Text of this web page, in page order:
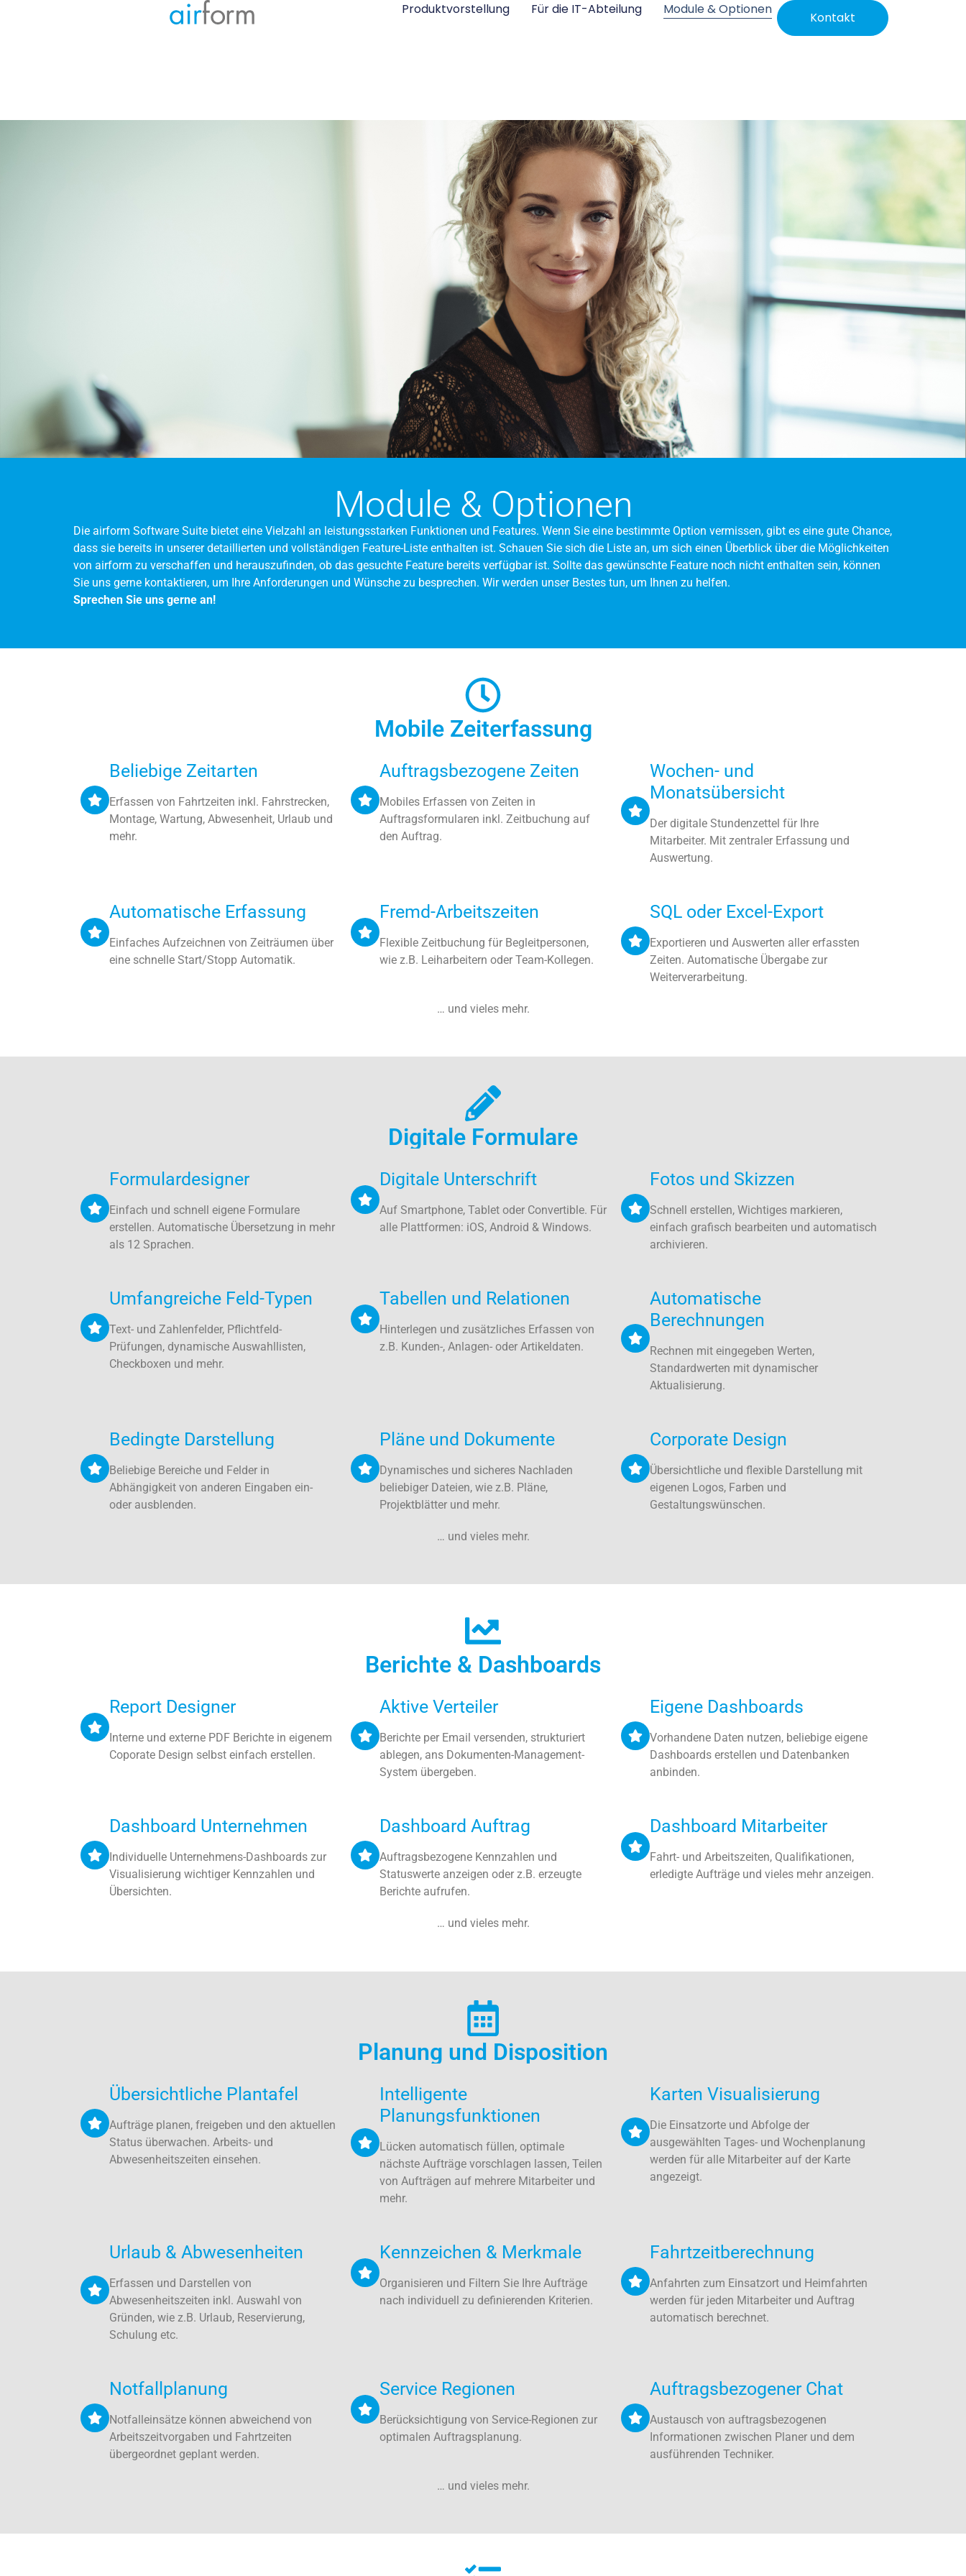
Produktvorstellung Für die IT-Abteilung Module & Optionen
Kontakt
Module & Optionen
Die airform Software Suite bietet eine Vielzahl an leistungsstarken Funktionen und Features. Wenn Sie eine bestimmte Option vermissen, gibt es eine gute Chance,
dass sie bereits in unserer detaillierten und vollständigen Feature-Liste enthalten ist. Schauen Sie sich die Liste an, um sich einen Überblick über die Möglichkeiten
von airform zu verschaffen und herauszufinden, ob das gesuchte Feature bereits verfügbar ist. Sollte das gewünschte Feature noch nicht enthalten sein, können
Sie uns gerne kontaktieren, um Ihre Anforderungen und Wünsche zu besprechen. Wir werden unser Bestes tun, um Ihnen zu helfen.
Sprechen Sie uns gerne an!
Mobile Zeiterfassung
Beliebige Zeitarten
Erfassen von Fahrtzeiten inkl. Fahrstrecken,
Montage, Wartung, Abwesenheit, Urlaub und
mehr.
Auftragsbezogene Zeiten
Mobiles Erfassen von Zeiten in
Auftragsformularen inkl. Zeitbuchung auf
den Auftrag.
Wochen- und
Monatsübersicht
Der digitale Stundenzettel für Ihre
Mitarbeiter. Mit zentraler Erfassung und
Auswertung.
Automatische Erfassung
Einfaches Aufzeichnen von Zeiträumen über
eine schnelle Start/Stopp Automatik.
Fremd-Arbeitszeiten
Flexible Zeitbuchung für Begleitpersonen,
wie z.B. Leiharbeitern oder Team-Kollegen.
SQL oder Excel-Export
Exportieren und Auswerten aller erfassten
Zeiten. Automatische Übergabe zur
Weiterverarbeitung.
… und vieles mehr.
Digitale Formulare
Formulardesigner
Einfach und schnell eigene Formulare
erstellen. Automatische Übersetzung in mehr
als 12 Sprachen.
Digitale Unterschrift
Auf Smartphone, Tablet oder Convertible. Für
alle Plattformen: iOS, Android & Windows.
Fotos und Skizzen
Schnell erstellen, Wichtiges markieren,
einfach grafisch bearbeiten und automatisch
archivieren.
Umfangreiche Feld-Typen
Text- und Zahlenfelder, Pflichtfeld-
Prüfungen, dynamische Auswahllisten,
Checkboxen und mehr.
Tabellen und Relationen
Hinterlegen und zusätzliches Erfassen von
z.B. Kunden-, Anlagen- oder Artikeldaten.
Automatische
Berechnungen
Rechnen mit eingegeben Werten,
Standardwerten mit dynamischer
Aktualisierung.
Bedingte Darstellung
Beliebige Bereiche und Felder in
Abhängigkeit von anderen Eingaben ein-
oder ausblenden.
Pläne und Dokumente
Dynamisches und sicheres Nachladen
beliebiger Dateien, wie z.B. Pläne,
Projektblätter und mehr.
Corporate Design
Übersichtliche und flexible Darstellung mit
eigenen Logos, Farben und
Gestaltungswünschen.
… und vieles mehr.
Berichte & Dashboards
Report Designer
Interne und externe PDF Berichte in eigenem
Coporate Design selbst einfach erstellen.
Aktive Verteiler
Berichte per Email versenden, strukturiert
ablegen, ans Dokumenten-Management-
System übergeben.
Eigene Dashboards
Vorhandene Daten nutzen, beliebige eigene
Dashboards erstellen und Datenbanken
anbinden.
Dashboard Unternehmen
Individuelle Unternehmens-Dashboards zur
Visualisierung wichtiger Kennzahlen und
Übersichten.
Dashboard Auftrag
Auftragsbezogene Kennzahlen und
Statuswerte anzeigen oder z.B. erzeugte
Berichte aufrufen.
Dashboard Mitarbeiter
Fahrt- und Arbeitszeiten, Qualifikationen,
erledigte Aufträge und vieles mehr anzeigen.
… und vieles mehr.
Planung und Disposition
Übersichtliche Plantafel
Aufträge planen, freigeben und den aktuellen
Status überwachen. Arbeits- und
Abwesenheitszeiten einsehen.
Intelligente
Planungsfunktionen
Lücken automatisch füllen, optimale
nächste Aufträge vorschlagen lassen, Teilen
von Aufträgen auf mehrere Mitarbeiter und
mehr.
Karten Visualisierung
Die Einsatzorte und Abfolge der
ausgewählten Tages- und Wochenplanung
werden für alle Mitarbeiter auf der Karte
angezeigt.
Urlaub & Abwesenheiten
Erfassen und Darstellen von
Abwesenheitszeiten inkl. Auswahl von
Gründen, wie z.B. Urlaub, Reservierung,
Schulung etc.
Kennzeichen & Merkmale
Organisieren und Filtern Sie Ihre Aufträge
nach individuell zu definierenden Kriterien.
Fahrtzeitberechnung
Anfahrten zum Einsatzort und Heimfahrten
werden für jeden Mitarbeiter und Auftrag
automatisch berechnet.
Notfallplanung
Notfalleinsätze können abweichend von
Arbeitszeitvorgaben und Fahrtzeiten
übergeordnet geplant werden.
Service Regionen
Berücksichtigung von Service-Regionen zur
optimalen Auftragsplanung.
Auftragsbezogener Chat
Austausch von auftragsbezogenen
Informationen zwischen Planer und dem
ausführenden Techniker.
… und vieles mehr.